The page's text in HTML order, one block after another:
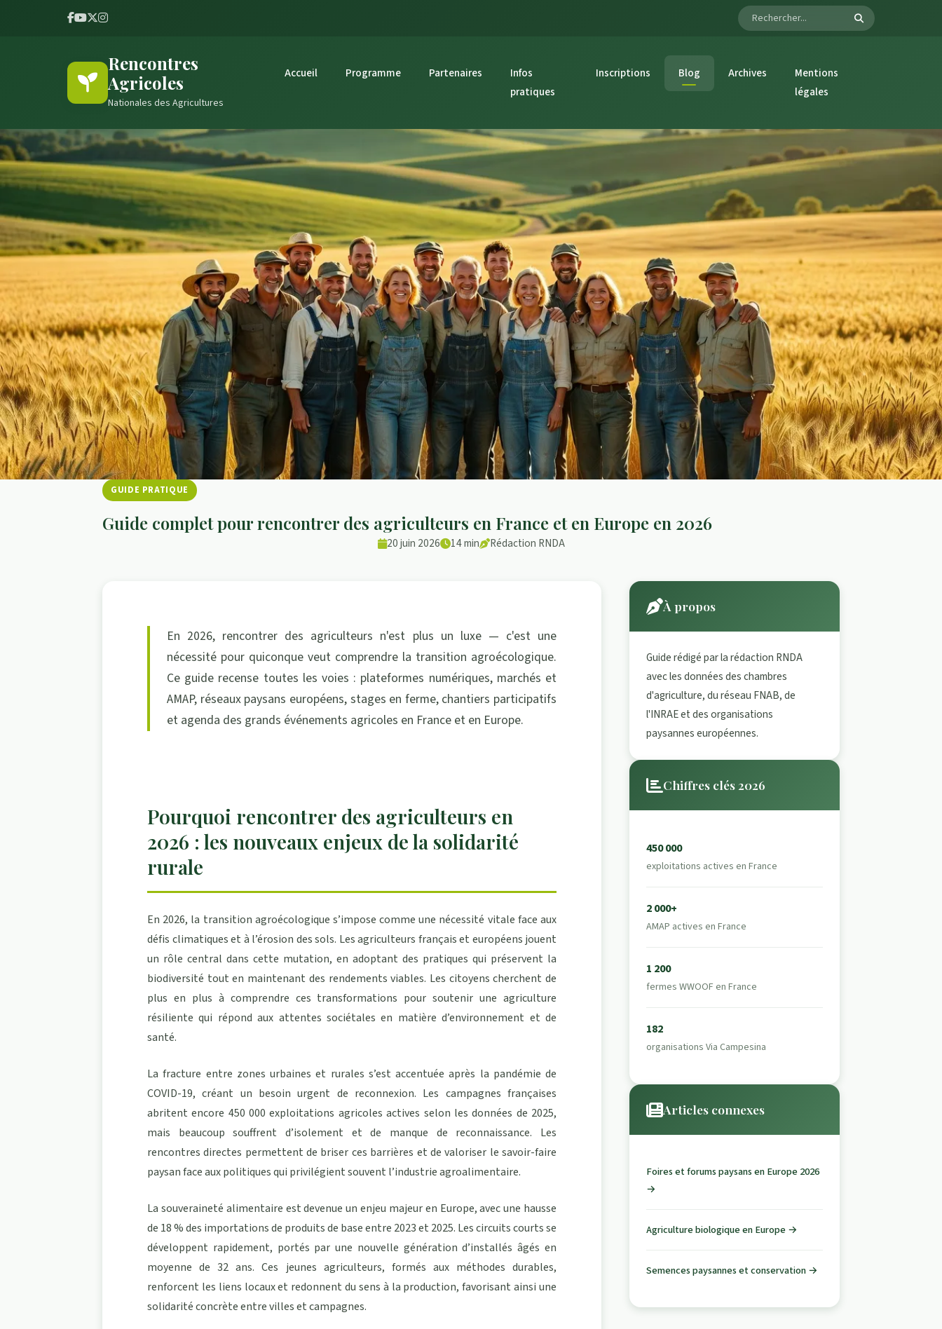
Rencontres
Agricoles
Nationales des Agricultures
Accueil Programme Partenaires
Infos
pratiques
Inscriptions Blog Archives
Mentions
légales
GUIDE PRATIQUE
Guide complet pour rencontrer des agriculteurs en France et en Europe en 2026
20 juin 2026 14 min Rédaction RNDA
En 2026, rencontrer des agriculteurs n'est plus un luxe — c'est une
nécessité pour quiconque veut comprendre la transition agroécologique.
Ce guide recense toutes les voies : plateformes numériques, marchés et
AMAP, réseaux paysans européens, stages en ferme, chantiers participatifs
et agenda des grands événements agricoles en France et en Europe.
Pourquoi rencontrer des agriculteurs en
2026 : les nouveaux enjeux de la solidarité
rurale
En 2026, la transition agroécologique s’impose comme une nécessité vitale face aux
défis climatiques et à l’érosion des sols. Les agriculteurs français et européens jouent
un rôle central dans cette mutation, en adoptant des pratiques qui préservent la
biodiversité tout en maintenant des rendements viables. Les citoyens cherchent de
plus en plus à comprendre ces transformations pour soutenir une agriculture
résiliente qui répond aux attentes sociétales en matière d’environnement et de
santé.
La fracture entre zones urbaines et rurales s’est accentuée après la pandémie de
COVID-19, créant un besoin urgent de reconnexion. Les campagnes françaises
abritent encore 450 000 exploitations agricoles actives selon les données de 2025,
mais beaucoup souffrent d’isolement et de manque de reconnaissance. Les
rencontres directes permettent de briser ces barrières et de valoriser le savoir-faire
paysan face aux politiques qui privilégient souvent l’industrie agroalimentaire.
La souveraineté alimentaire est devenue un enjeu majeur en Europe, avec une hausse
de 18 % des importations de produits de base entre 2023 et 2025. Les circuits courts se
développent rapidement, portés par une nouvelle génération d’installés âgés en
moyenne de 32 ans. Ces jeunes agriculteurs, formés aux méthodes durables,
renforcent les liens locaux et redonnent du sens à la production, favorisant ainsi une
solidarité concrète entre villes et campagnes.
À propos
Guide rédigé par la rédaction RNDA
avec les données des chambres
d'agriculture, du réseau FNAB, de
l'INRAE et des organisations
paysannes européennes.
Chiffres clés 2026
450 000
exploitations actives en France
2 000+
AMAP actives en France
1 200
fermes WWOOF en France
182
organisations Via Campesina
Articles connexes
Foires et forums paysans en Europe 2026
→
Agriculture biologique en Europe →
Semences paysannes et conservation →